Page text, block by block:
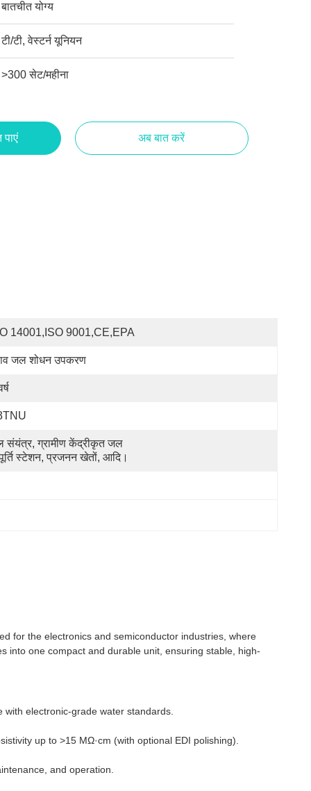
बातचीत योग्य
टी/टी, वेस्टर्न यूनियन
>300 सेट/महीना
अब बात करें
14001,ISO 9001,CE,EPA
जल शोधन उपकरण
संयंत्र, ग्रामीण केंद्रीकृत जल
स्टेशन, प्रजनन खेतों, आदि।
for the electronics and semiconductor industries, where
into one compact and durable unit, ensuring stable, high-
electronic-grade water standards.
up to >15 MΩ·cm (with optional EDI polishing).
and operation.